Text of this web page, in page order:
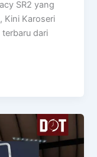
SR2 yang
Kini Karoseri
dari